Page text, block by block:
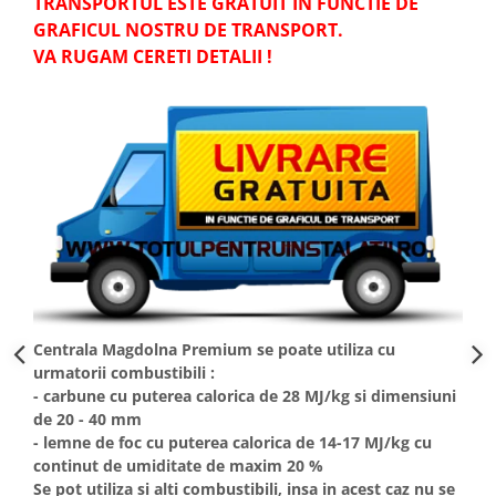
btu
Aparate de Aer conditionat 12000
btu
Aparate de Aer conditionat 18000
Aparate de Aer conditionat 24000
Aparate de Aer conditionat 27000
Panouri solare
Panouri solare presurizate si
nepresurizate
Accesorii Panouri solare
Pompe de circulaţie pentru
instalaţiile termice solare
Vase de expansiune
Incazire in Pardoseala
GRAFICUL NOSTRU DE TRANSPORT.
VA RUGAM CERETI DETALII !
Centrala Magdolna Premium se poate utiliza cu
urmatorii combustibili :
- carbune cu puterea calorica de 28 MJ/kg si dimensiuni
de 20 - 40 mm
- lemne de foc cu puterea calorica de 14-17 MJ/kg cu
continut de umiditate de maxim 20 %
Se pot utiliza si alti combustibili, insa in acest caz nu se